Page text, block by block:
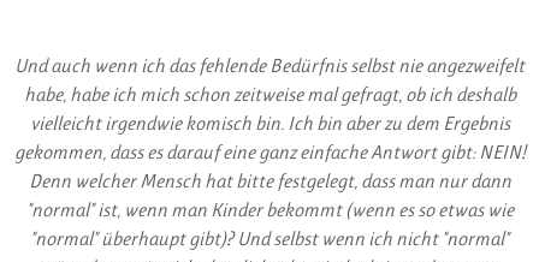
Und auch wenn ich das fehlende Bedürfnis selbst nie angezweifelt
habe, habe ich mich schon zeitweise mal gefragt, ob ich deshalb
vielleicht irgendwie komisch bin. Ich bin aber zu dem Ergebnis
gekommen, dass es darauf eine ganz einfache Antwort gibt: NEIN!
Denn welcher Mensch hat bitte festgelegt, dass man nur dann
"normal" ist, wenn man Kinder bekommt (wenn es so etwas wie
"normal" überhaupt gibt)? Und selbst wenn ich nicht "normal"